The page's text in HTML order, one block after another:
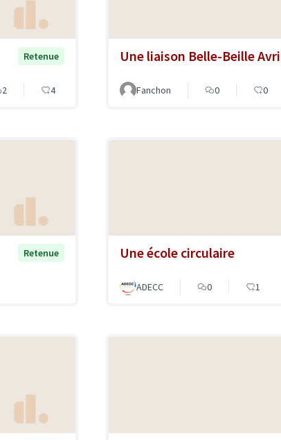
Retenue
2 4
Une liaison Belle-Beille
Fanchon 0 0
Retenue Une école circulaire
ADECC 0 1